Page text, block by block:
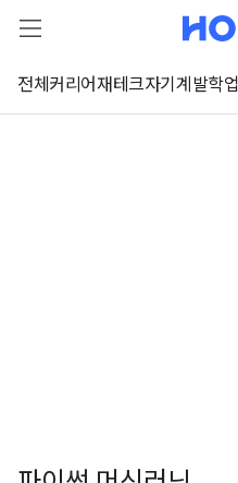
전체 커리어재테크자기계발학업